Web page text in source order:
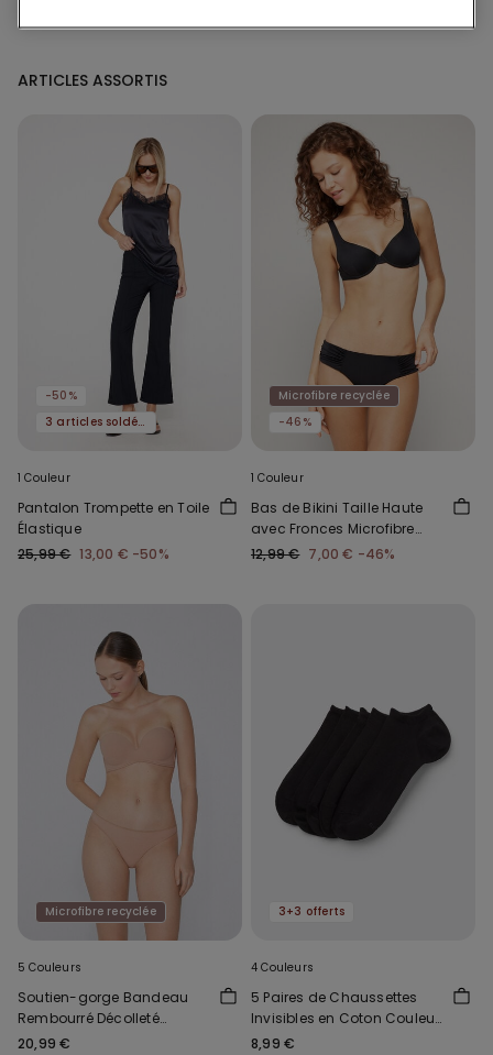
ARTICLES ASSORTIS
-50%
3 articles soldés, -70 %
1 Couleur
Pantalon Trompette en Toile
Élastique
25,99 € 13,00 € -50%
Microfibre recyclée
-46%
1 Couleur
Bas de Bikini Taille Haute
avec Fronces Microfibre
Recyclée
12,99 € 7,00 € -46%
Microfibre recyclée
5 Couleurs
Soutien-gorge Bandeau
Rembourré Décolleté
Microfibre Recyclée
20,99 €
3+3 offerts
4 Couleurs
5 Paires de Chaussettes
Invisibles en Coton Couleur
Unie Unisexe
8,99 €